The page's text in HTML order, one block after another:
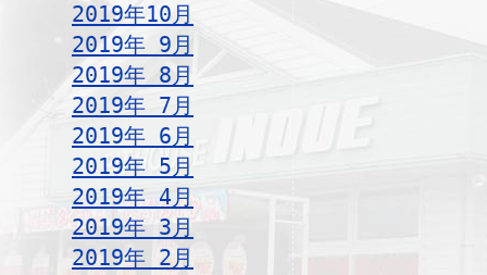
2019年10月
2019年 9月
2019年 8月
2019年 7月
2019年 6月
2019年 5月
2019年 4月
2019年 3月
2019年 2月